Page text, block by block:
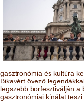
gasztronómia és kultúra
Bikavért övező
legszebb borfesztiválján a
gasztronómiai kínálat teszi